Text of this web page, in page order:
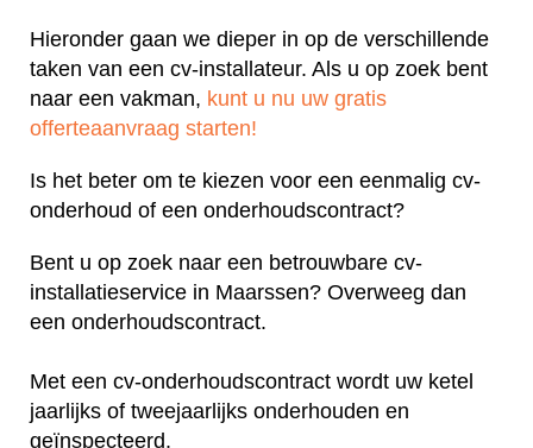
Hieronder gaan we dieper in op de verschillende
taken van een cv-installateur. Als u op zoek bent
naar een vakman, kunt u nu uw gratis
offerteaanvraag starten!
Is het beter om te kiezen voor een eenmalig cv-
onderhoud of een onderhoudscontract?
Bent u op zoek naar een betrouwbare cv-
installatieservice in Maarssen? Overweeg dan
een onderhoudscontract.
Met een cv-onderhoudscontract wordt uw ketel
jaarlijks of tweejaarlijks onderhouden en
geïnspecteerd.